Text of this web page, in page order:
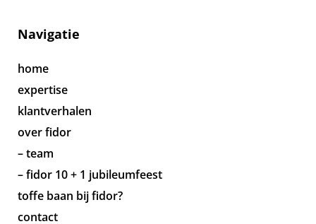
Navigatie
home
expertise
klantverhalen
over fidor
– team
– fidor 10 + 1 jubileumfeest
toffe baan bij fidor?
contact